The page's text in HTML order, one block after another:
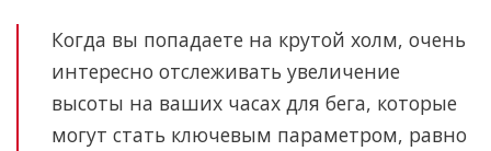
Когда вы попадаете на крутой холм, очень
интересно отслеживать увеличение
высоты на ваших часах для бега, которые
могут стать ключевым параметром, равно